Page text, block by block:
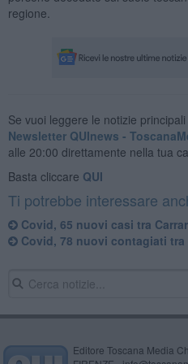
regione.
Se vuoi leggere le notizie
Newsletter QUInews -
alle 20:00 direttamente nella tua
Basta cliccare QUI
Ti potrebbe interessare
Covid, 65 nuovi casi tra
Covid, 78 nuovi contagiati tra
Editore Toscana Media